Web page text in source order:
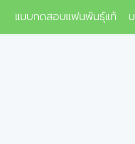
แบบทดสอบแฟนพันธุ์แท้